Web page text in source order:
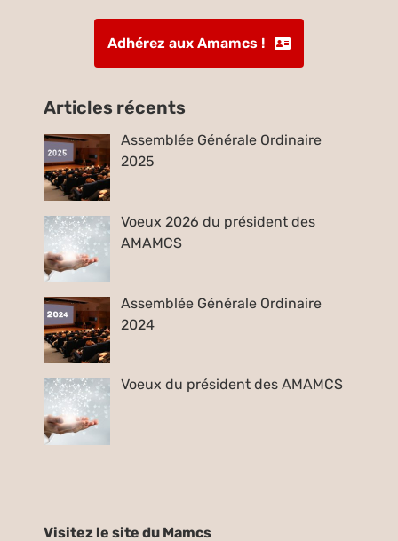
Adhérez aux Amamcs !
Articles récents
Assemblée Générale Ordinaire
2025
Voeux 2026 du président des
AMAMCS
Assemblée Générale Ordinaire
2024
Voeux du président des AMAMCS
Visitez le site du Mamcs